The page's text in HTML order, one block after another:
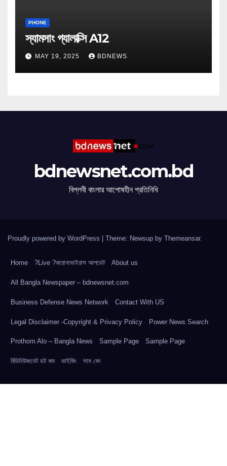
PHONE
স্যামসাং গ্যালাক্সি A12
MAY 19, 2025 BDNEWS
bdnewsnet.com.bd
বিপ্লবী বাংলার আপোষহীন প্রতিনিধি
Proudly powered by WordPress Theme: Newsup by Themeansar.
Home ?Live ?করোনাভাইরাস আপডেট About us
All Bangla Newspaper – bdnewsnet.com
Business Defense News Network Contact With US
Legal Disclaimer -Copyright & Privacy Policy Power News Search
Prothom Alo – Bangla News Sample Page Sample Page
বিডিনিউজনেট ডট কম ভাইকিং সাম বেদ